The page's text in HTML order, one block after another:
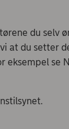
du selv
at du setter
se